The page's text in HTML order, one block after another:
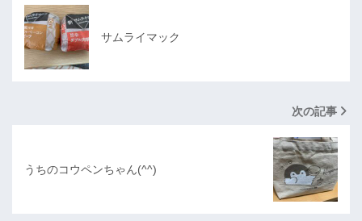
サムライマック
次の記事
うちのコウペンちゃん(^^)